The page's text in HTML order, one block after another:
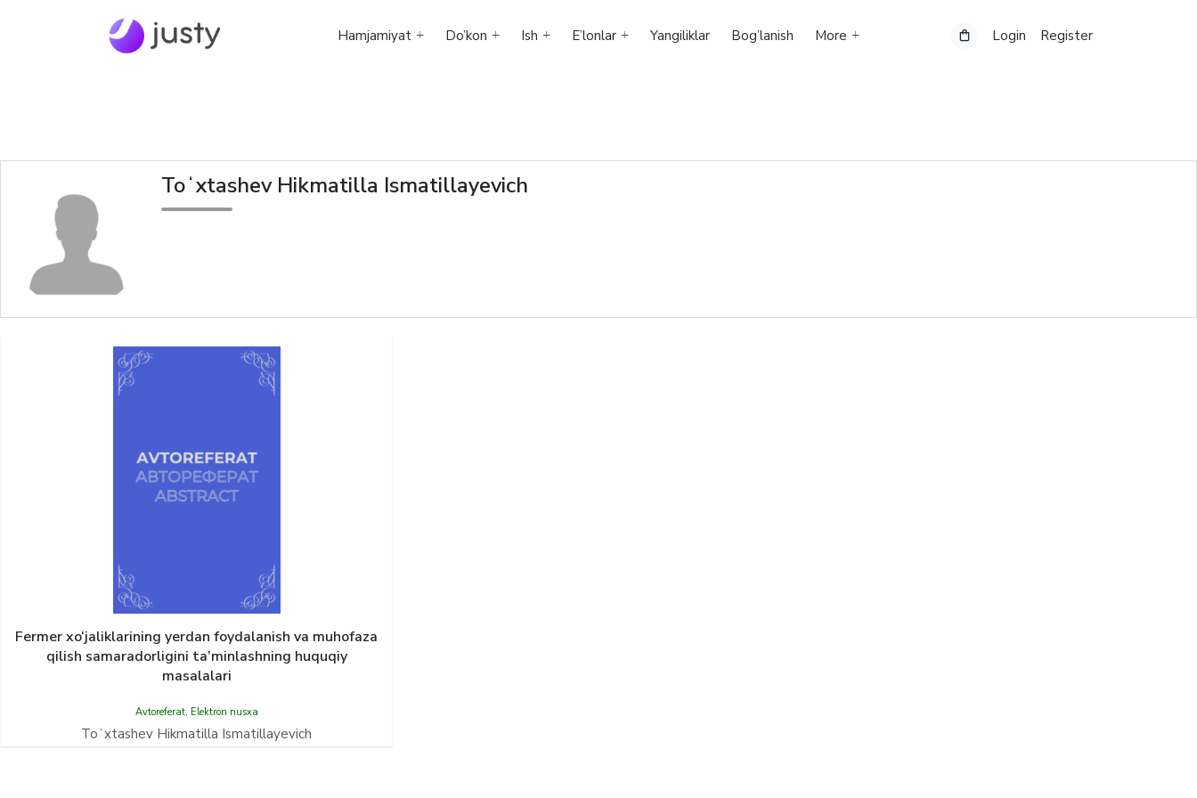
Hamjamiyat Do’kon Ish E’lonlar Yangiliklar Bog’lanish More Login Register
Toʻxtashev Hikmatilla Ismatillayevich
Fermer xo‘jaliklarining yerdan foydalanish va muhofaza
qilish samaradorligini ta’minlashning huquqiy
masalalari
Avtoreferat, Elektron nusxa
Toʻxtashev Hikmatilla Ismatillayevich